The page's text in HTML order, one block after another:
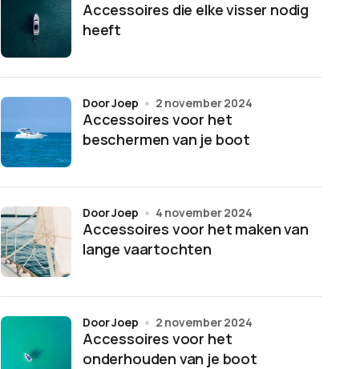
Accessoires die elke visser nodig
heeft
Accessoires voor het
beschermen van je boot
door Joep 2 november 2024
Accessoires voor het maken van
lange vaartochten
door Joep 4 november 2024
Accessoires voor het
onderhouden van je boot
door Joep 2 november 2024